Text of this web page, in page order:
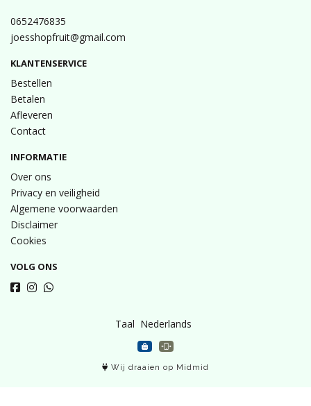
0652476835
joesshopfruit@gmail.com
KLANTENSERVICE
Bestellen
Betalen
Afleveren
Contact
INFORMATIE
Over ons
Privacy en veiligheid
Algemene voorwaarden
Disclaimer
Cookies
VOLG ONS
Taal
Wij draaien op Midmid